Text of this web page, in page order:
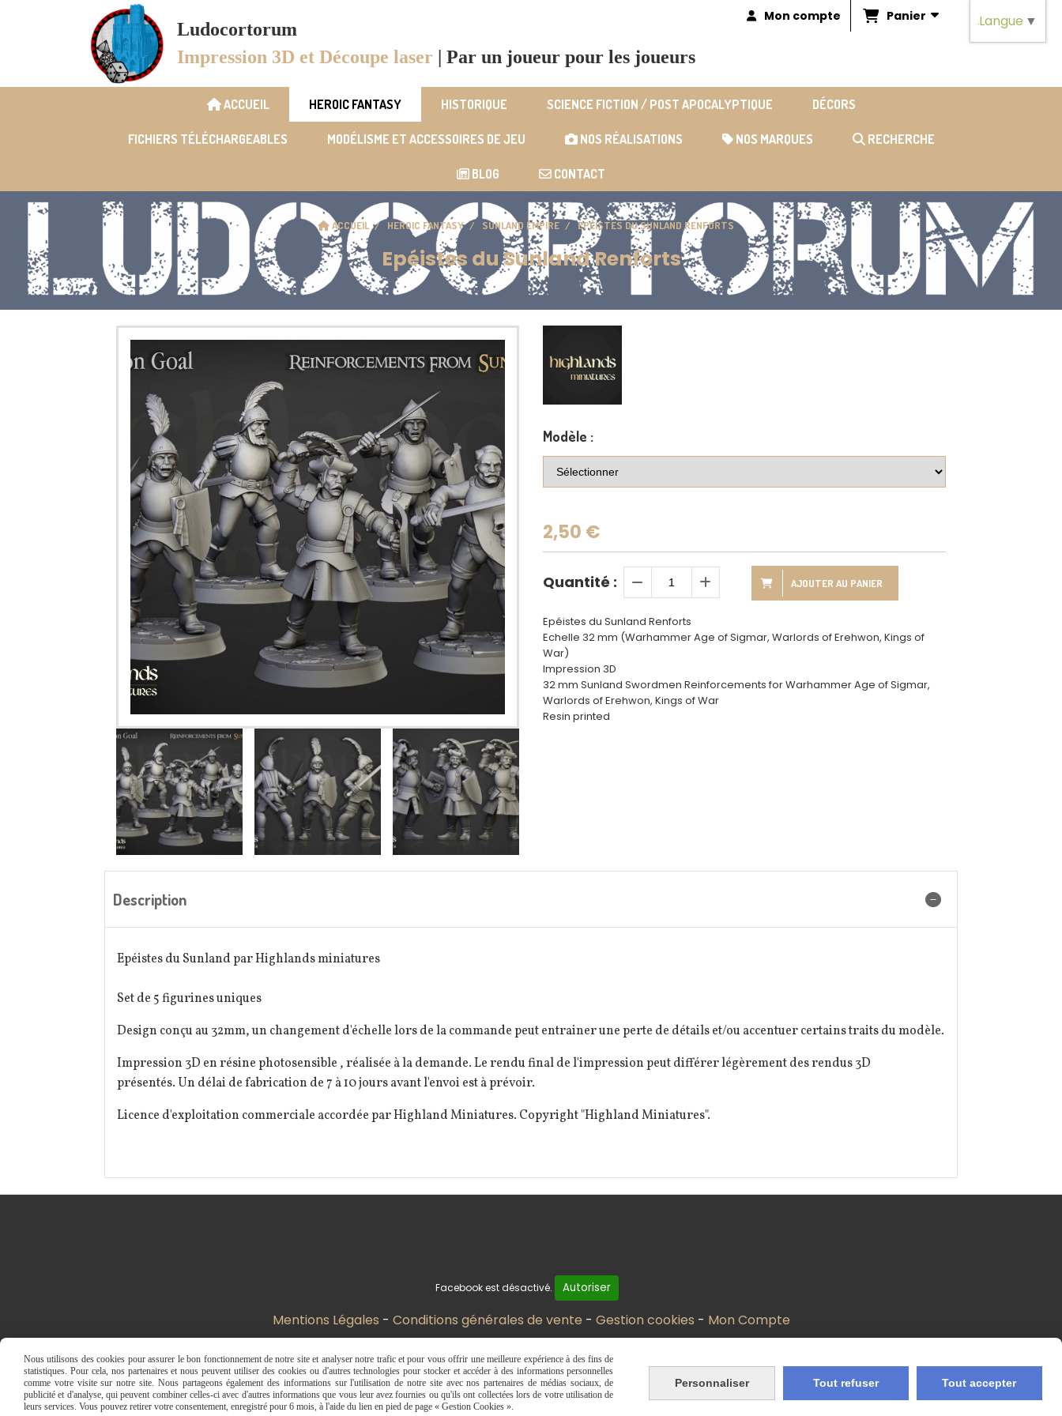
Ludocortorum
Impression 3D et Découpe laser | Par un joueur pour les joueurs
Mon compte Panier
ACCUEIL HEROIC FANTASY HISTORIQUE SCIENCE FICTION / POST APOCALYPTIQUE DÉCORS
FICHIERS TÉLÉCHARGEABLES MODÉLISME ET ACCESSOIRES DE JEU NOS RÉALISATIONS NOS MARQUES RECHERCHE
BLOG CONTACT
ACCUEIL HEROIC FANTASY SUNLAND EMPIRE EPÉISTES DU SUNLAND RENFORTS
Epéistes du Sunland Renforts
Modèle :
2,50 €
Quantité : AJOUTER AU PANIER
Epéistes du Sunland Renforts
Echelle 32 mm (Warhammer Age of Sigmar, Warlords of Erehwon, Kings of
War)
Impression 3D
32 mm Sunland Swordmen Reinforcements for Warhammer Age of Sigmar,
Warlords of Erehwon, Kings of War
Resin printed
Description
Epéistes du Sunland par Highlands miniatures
Set de 5 figurines uniques
Design conçu au 32mm, un changement d'échelle lors de la commande peut entrainer une perte de détails et/ou accentuer certains traits du modèle.
Impression 3D en résine photosensible , réalisée à la demande. Le rendu final de l'impression peut différer légèrement des rendus 3D
présentés. Un délai de fabrication de 7 à 10 jours avant l'envoi est à prévoir.
Licence d'exploitation commerciale accordée par Highland Miniatures. Copyright "Highland Miniatures".
Facebook est désactivé. Autoriser
Mentions Légales Conditions générales de vente Gestion cookies Mon Compte
Langue ▼
Panneau de gestion des cookies
Nous utilisons des cookies pour assurer le bon fonctionnement de notre site et analyser notre trafic et pour vous offrir une meilleure expérience à des fins de
statistiques. Pour cela, nos partenaires et nous peuvent utiliser des cookies ou d'autres technologies pour stocker et accéder à des informations personnelles
comme votre visite sur notre site. Nous partageons également des informations sur l'utilisation de notre site avec nos partenaires de médias sociaux, de
publicité et d'analyse, qui peuvent combiner celles-ci avec d'autres informations que vous leur avez fournies ou qu'ils ont collectées lors de votre utilisation de
leurs services. Vous pouvez retirer votre consentement, enregistré pour 6 mois, à l'aide du lien en pied de page « Gestion Cookies ».
Personnaliser Tout refuser Tout accepter